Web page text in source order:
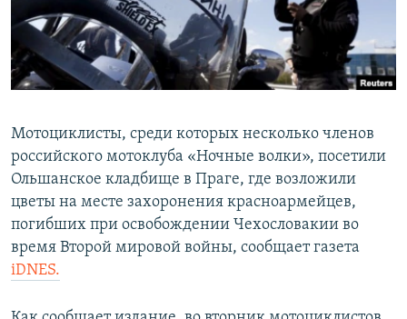
ПОБЕДИТЕЛЕЙ НЕ СУДЯТ?
КРЫМ.НЕПОКОРЕННЫЙ
ELIFBE
ПРИСОЕДИНЯЙТЕСЬ!
Все сайты RFE/RL
Мотоциклисты, среди которых несколько членов
российского мотоклуба «Ночные волки», посетили
Ольшанское кладбище в Праге, где возложили
цветы на месте захоронения красноармейцев,
погибших при освобождении Чехословакии во
время Второй мировой войны, сообщает газета
iDNES.